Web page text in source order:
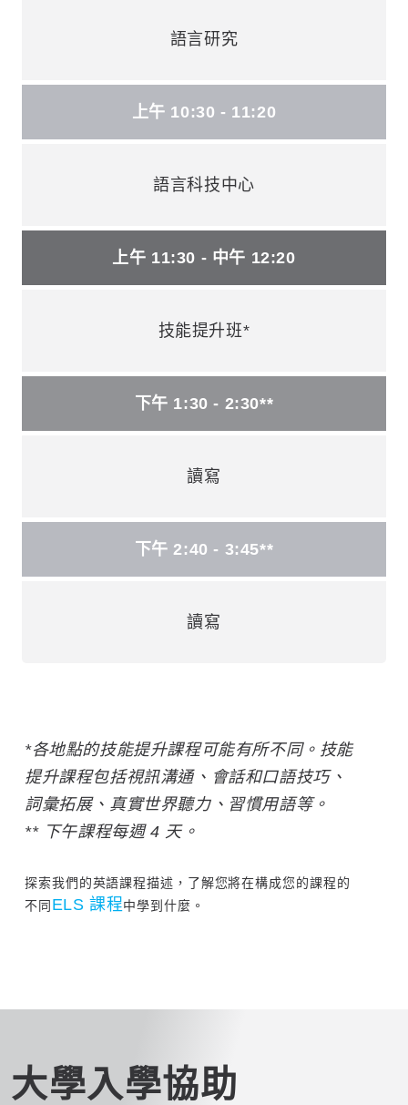
語言研究
上午 10:30 - 11:20
語言科技中心
上午 11:30 - 中午 12:20
技能提升班*
下午 1:30 - 2:30**
讀寫
下午 2:40 - 3:45**
讀寫
*各地點的技能提升課程可能有所不同。技能
提升課程包括視訊溝通、會話和口語技巧、
詞彙拓展、真實世界聽力、習慣用語等。
** 下午課程每週 4 天。
探索我們的英語課程描述，了解您將在構成您的課程的
不同 ELS 課程中學到什麼。
大學入學協助